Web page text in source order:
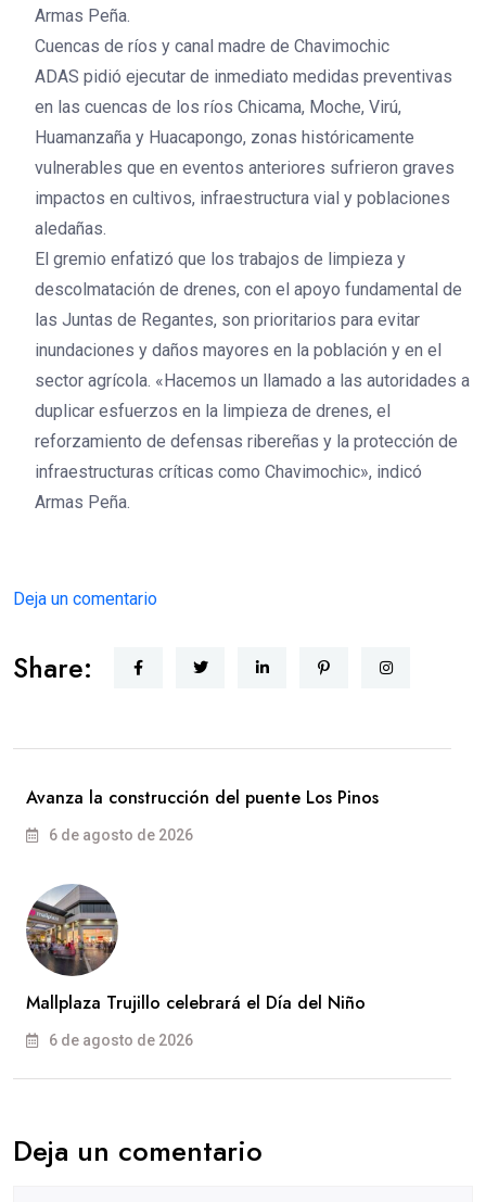
Armas Peña.
Cuencas de ríos y canal madre de Chavimochic
ADAS pidió ejecutar de inmediato medidas preventivas
en las cuencas de los ríos Chicama, Moche, Virú,
Huamanzaña y Huacapongo, zonas históricamente
vulnerables que en eventos anteriores sufrieron graves
impactos en cultivos, infraestructura vial y poblaciones
aledañas.
El gremio enfatizó que los trabajos de limpieza y
descolmatación de drenes, con el apoyo fundamental de
las Juntas de Regantes, son prioritarios para evitar
inundaciones y daños mayores en la población y en el
sector agrícola. «Hacemos un llamado a las autoridades a
duplicar esfuerzos en la limpieza de drenes, el
reforzamiento de defensas ribereñas y la protección de
infraestructuras críticas como Chavimochic», indicó
Armas Peña.
Deja un comentario
Share:
Avanza la construcción del puente Los Pinos
6 de agosto de 2026
Mallplaza Trujillo celebrará el Día del Niño
6 de agosto de 2026
Deja un comentario